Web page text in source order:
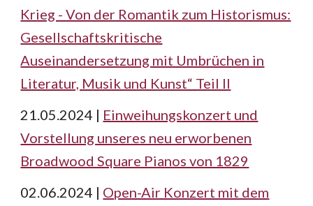
Krieg - Von der Romantik zum Historismus:
Gesellschaftskritische
Auseinandersetzung mit Umbrüchen in
Literatur, Musik und Kunst“ Teil II
21.05.2024 | Einweihungskonzert und
Vorstellung unseres neu erworbenen
Broadwood Square Pianos von 1829
02.06.2024 | Open-Air Konzert mit dem